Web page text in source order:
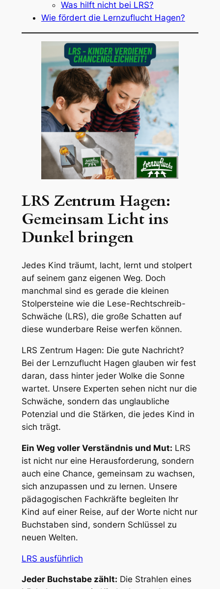
Was hilft nicht bei LRS?
Wie fördert die Lernzuflucht Hagen?
LRS Zentrum Hagen:
Gemeinsam Licht ins
Dunkel bringen
Jedes Kind träumt, lacht, lernt und stolpert
auf seinem ganz eigenen Weg. Doch
manchmal sind es gerade die kleinen
Stolpersteine wie die Lese-Rechtschreib-
Schwäche (LRS), die große Schatten auf
diese wunderbare Reise werfen können.
LRS Zentrum Hagen: Die gute Nachricht?
Bei der Lernzuflucht Hagen glauben wir fest
daran, dass hinter jeder Wolke die Sonne
wartet. Unsere Experten sehen nicht nur die
Schwäche, sondern das unglaubliche
Potenzial und die Stärken, die jedes Kind in
sich trägt.
Ein Weg voller Verständnis und Mut: LRS
ist nicht nur eine Herausforderung, sondern
auch eine Chance, gemeinsam zu wachsen,
sich anzupassen und zu lernen. Unsere
pädagogischen Fachkräfte begleiten Ihr
Kind auf einer Reise, auf der Worte nicht nur
Buchstaben sind, sondern Schlüssel zu
neuen Welten.
LRS ausführlich
Jeder Buchstabe zählt: Die Strahlen eines